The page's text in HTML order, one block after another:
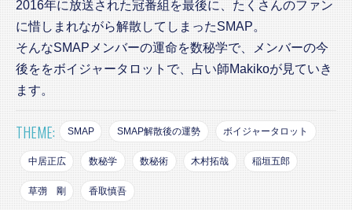
2016年に放送された冠番組を最後に、たくさんのファン
に惜しまれながら解散してしまったSMAP。
そんなSMAPメンバーの運命を数秘学で、メンバーの今
後ををボイジャータロットで、占い師Makikoが見ていき
ます。
THEME: SMAP SMAP解散後の運勢 ボイジャータロット
中居正広 数秘学 数秘術 木村拓哉 稲垣五郎
草彅 剛 香取慎吾